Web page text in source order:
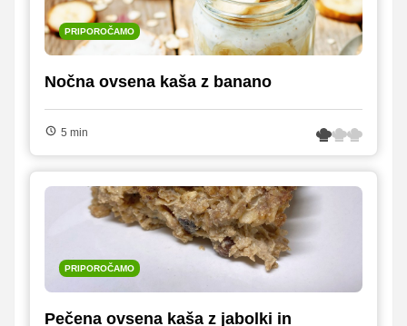
PRIPOROČAMO
Nočna ovsena kaša z banano
5 min
PRIPOROČAMO
Pečena ovsena kaša z jabolki in